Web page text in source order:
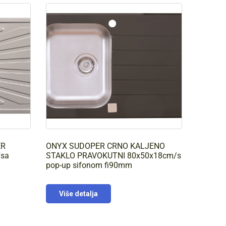
ONYX SUDOPER CRNO KALJENO
STAKLO PRAVOKUTNI 80x50x18cm/s
pop-up sifonom fi90mm
Više detalja